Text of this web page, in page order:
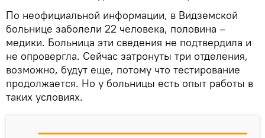
По неофициальной информации, в Видземской
больнице заболели 22 человека, половина –
медики. Больница эти сведения не подтвердила и
не опровергла. Сейчас затронуты три отделения,
возможно, будут еще, потому что тестирование
продолжается. Но у больницы есть опыт работы в
таких условиях.